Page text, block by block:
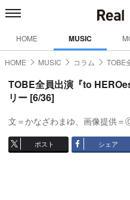
HOME MUSIC
HOME MUSIC コラム TOBE
TOBE全員出演『to
リー [6/36]
文＝かなざわまゆ、画像提供
ポスト シェア